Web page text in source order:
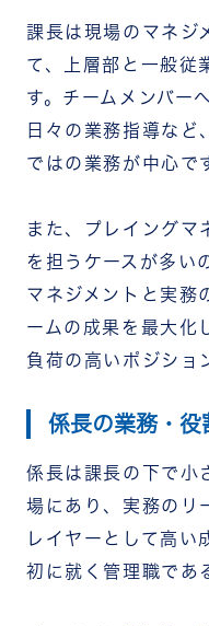
課長は現場のマネジ
て、上層部と一般従
す。チームメンバー
日々の業務指導など
ではの業務が中心で
また、プレイングマ
を担うケースが多い
マネジメントと実務
ームの成果を最大化
負荷の高いポジショ
係長の業務・役
係長は課長の下で小
場にあり、実務のリ
レイヤーとして高
初に就く管理職であ